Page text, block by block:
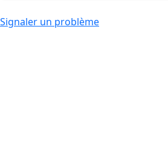
Signaler un problème